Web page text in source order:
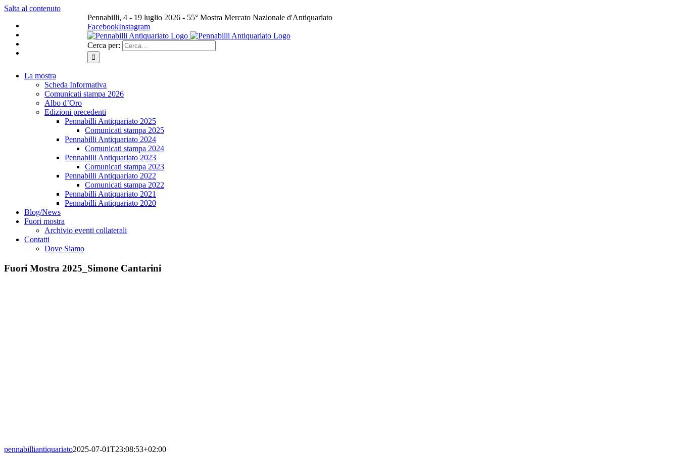
Salta al contenuto
Pennabilli, 4 - 19 luglio 2026 - 55° Mostra Mercato Nazionale d'Antiquariato
FacebookInstagram
Cerca per:
La mostra
Scheda Informativa
Comunicati stampa 2026
Albo d’Oro
Edizioni precedenti
Pennabilli Antiquariato 2025
Comunicati stampa 2025
Pennabilli Antiquariato 2024
Comunicati stampa 2024
Pennabilli Antiquariato 2023
Comunicati stampa 2023
Pennabilli Antiquariato 2022
Comunicati stampa 2022
Pennabilli Antiquariato 2021
Pennabilli Antiquariato 2020
Blog/News
Fuori mostra
Archivio eventi collaterali
Contatti
Dove Siamo
Fuori Mostra 2025_Simone Cantarini
pennabilliantiquariato2025-07-01T23:08:53+02:00